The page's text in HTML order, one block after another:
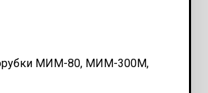
МИМ-80, МИМ-300М,